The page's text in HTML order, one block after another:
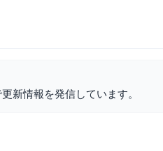
新情報を発信しています。